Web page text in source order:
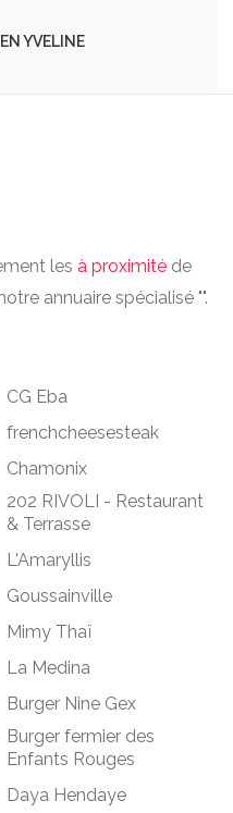
YVELINE
les à proximité de
annuaire spécialisé "".
CG Eba
frenchcheesesteak
Chamonix
202 RIVOLI - Restaurant
& Terrasse
L'Amaryllis
Goussainville
Mimy Thaï
La Medina
Burger Nine Gex
Burger fermier des
Enfants Rouges
Daya Hendaye